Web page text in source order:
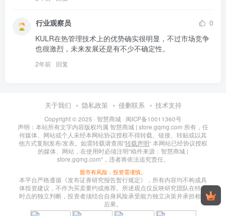
行业观察员
0
KULR在热管理技术上的优势确实很明显，不过市场竞争
也很激烈，未来发展还是有不少不确定性。
2年前 回复
关于我们 隐私政策 侵删联系 技术支持
Copyright © 2025 · 智慧商城 · 闽ICP备10011360号
声明：本站所有文字内容版权均属 智慧商城 | store.gqmg.com 所有，任
何媒体、网站或个人未经本网站协议授权不得转载、链接、转贴或以其
他方式复制发布/发表。如需转载请查阅”转载声明“ 本网站已经协议授权
的媒体、网站，在使用时必须注明"稿件来源：智慧商城 |
store.gqmg.com"，违者将依法追究责任。
股市有风险，投资需谨慎。
本平台严格遵循《发布证券研究报告暂行规定》，所有内容均不构成具
体投资建议，不作为买卖要约或推荐。所述观点仅反映研究团队在特定
时点的独立判断，投资者须结合自身风险承受能力独立决策并承担相应
后果。